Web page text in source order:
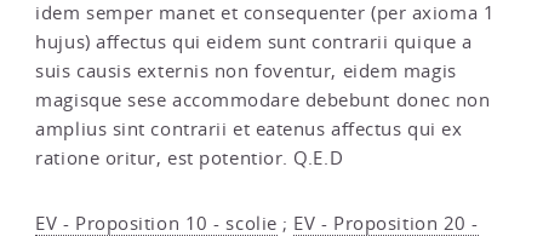
idem semper manet et consequenter (per axioma 1
hujus) affectus qui eidem sunt contrarii quique a
suis causis externis non foventur, eidem magis
magisque sese accommodare debebunt donec non
amplius sint contrarii et eatenus affectus qui ex
ratione oritur, est potentior. Q.E.D
EV - Proposition 10 - scolie ; EV - Proposition 20 -